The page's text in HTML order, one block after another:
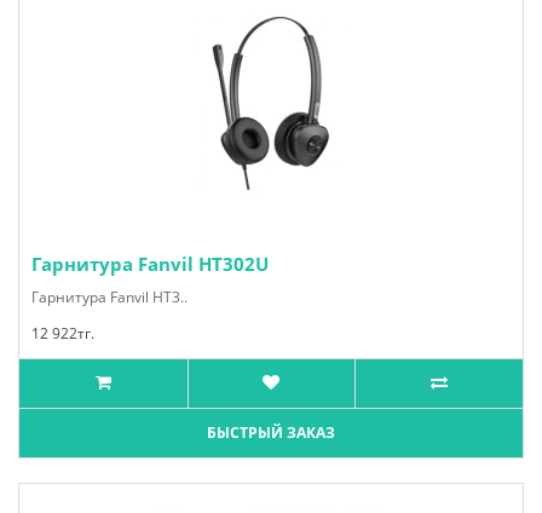
Гарнитура Fanvil HT302U
Гарнитура Fanvil HT3..
12 922тг.
БЫСТРЫЙ ЗАКАЗ